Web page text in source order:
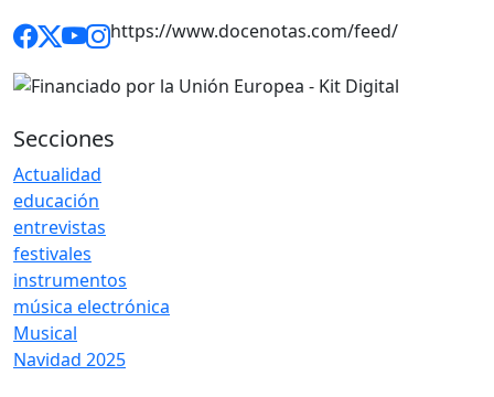
https://www.docenotas.com/feed/
Secciones
Actualidad
educación
entrevistas
festivales
instrumentos
música electrónica
Musical
Navidad 2025